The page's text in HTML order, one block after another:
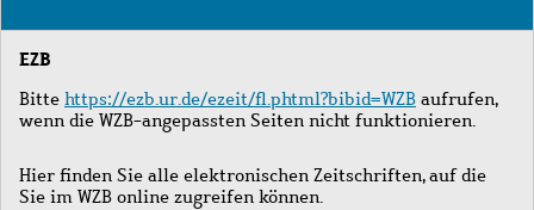
Journals
EZB
Bitte https://ezb.ur.de/ezeit/fl.phtml?bibid=WZB aufrufen,
wenn die WZB-angepassten Seiten nicht funktionieren.
Hier finden Sie alle elektronischen Zeitschriften, auf die
Sie im WZB online zugreifen können.